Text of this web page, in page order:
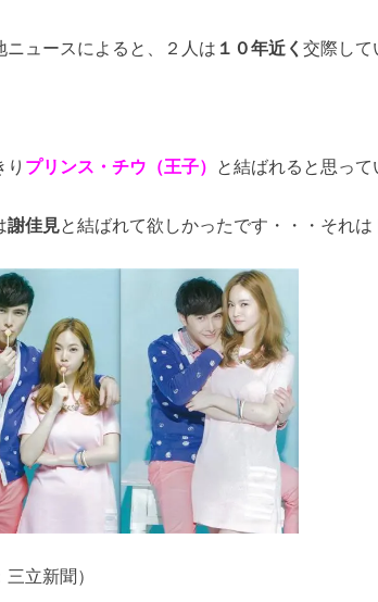
ニュースによると、２人は １０年近く 交際して
り プリンス・チウ（王子） と結ばれると思って
謝佳見と結ばれて欲しかったです・・・それは
三立新聞）